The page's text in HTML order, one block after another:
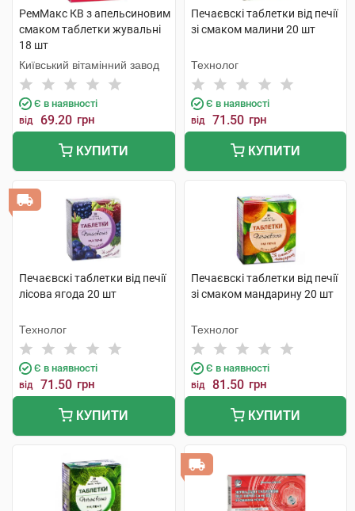
РемМакс КВ з апельсиновим
смаком таблетки жувальні
18 шт
Київський вітамінний завод
Є в наявності
від 69.20 грн
КУПИТИ
Печаєвскі таблетки від печії
зі смаком малини 20 шт
Технолог
Є в наявності
від 71.50 грн
КУПИТИ
Печаєвскі таблетки від печії
лісова ягода 20 шт
Технолог
Є в наявності
від 71.50 грн
КУПИТИ
Печаєвскі таблетки від печії
зі смаком мандарину 20 шт
Технолог
Є в наявності
від 81.50 грн
КУПИТИ